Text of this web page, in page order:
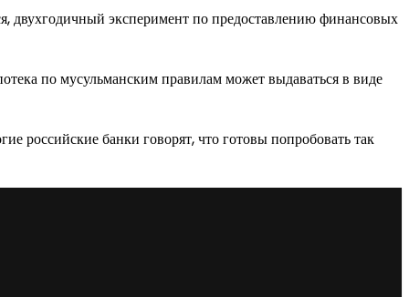
двухгодичный эксперимент по предоставлению финансовых
по мусульманским правилам может выдаваться в виде
российские банки говорят, что готовы попробовать так